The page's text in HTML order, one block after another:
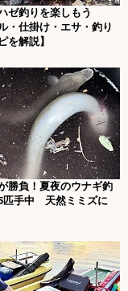
ゼ釣りを楽しもう
・仕掛け・エサ・釣り
を解説】
勝負！夏夜のウナギ釣
匹手中 天然ミミズに